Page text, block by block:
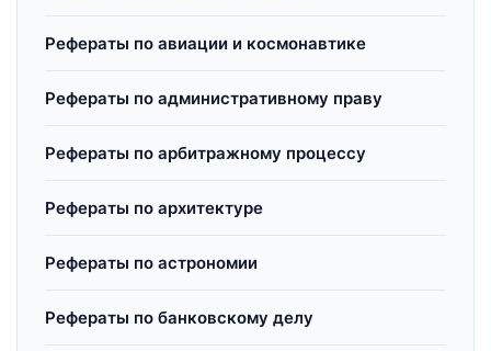
Рефераты по авиации и космонавтике
Рефераты по административному праву
Рефераты по арбитражному процессу
Рефераты по архитектуре
Рефераты по астрономии
Рефераты по банковскому делу